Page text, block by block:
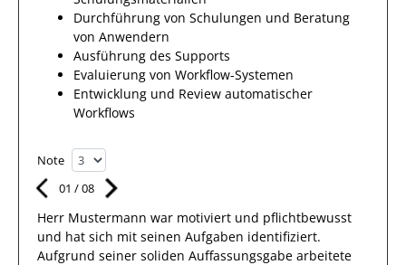
Durchführung von Schulungen und Beratung
von Anwendern
Ausführung des Supports
Evaluierung von Workflow-Systemen
Entwicklung und Review automatischer
Workflows
Note
01 /08
Herr Mustermann war motiviert und pflichtbewusst
und hat sich mit seinen Aufgaben identifiziert.
Aufgrund seiner soliden Auffassungsgabe arbeitete